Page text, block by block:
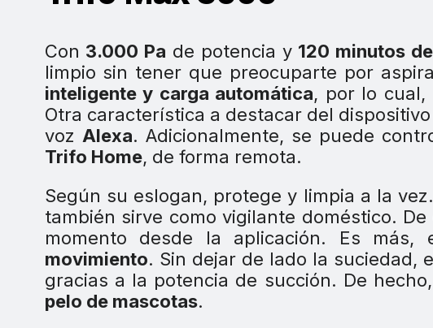
Con 3.000 Pa de potencia y 120 minutos
limpio sin tener que preocuparte por
inteligente y carga automática, por lo cual,
Otra característica a destacar del
voz Alexa. Adicionalmente, se puede
Trifo Home, de forma remota.
Según su eslogan, protege y limpia a la
también sirve como vigilante doméstico.
momento desde la aplicación. Es
movimiento. Sin dejar de lado la suciedad,
gracias a la potencia de succión. De
pelo de mascotas.